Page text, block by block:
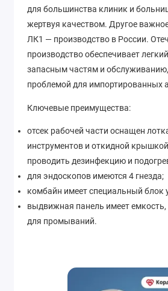
для большинства клиник и
жертвуя качеством. Другое
ЛК1 — производство в России.
производство обеспечивает
запасным частям и
проблемой для импортированных
Ключевые преимущества:
отсек рабочей части оснащен
инструментов и откидной
проводить дезинфекцию и
для эндоскопов имеются 4 гнезда;
комбайн имеет специальный блок
выдвижная панель имеет
для промываний.